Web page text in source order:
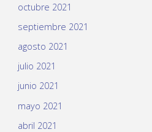
octubre 2021
septiembre 2021
agosto 2021
julio 2021
junio 2021
mayo 2021
abril 2021